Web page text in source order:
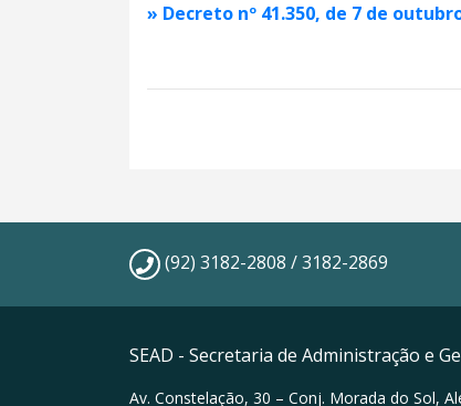
» Decreto nº 41.350, de 7 de
(92) 3182-2808 / 3182-2869
SEAD - Secretaria de Administração e
Av. Constelação, 30 – Conj. Morada do Sol,